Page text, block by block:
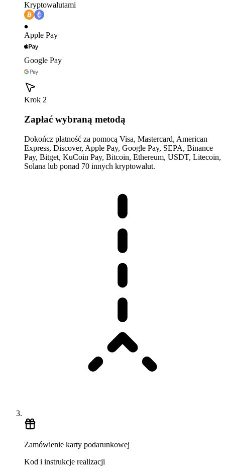
Kryptowalutami
Apple Pay
Google Pay
Krok 2
Zapłać wybraną metodą
Dokończ płatność za pomocą Visa, Mastercard, American
Express, Discover, Apple Pay, Google Pay, SEPA, Binance
Pay, Bitget, KuCoin Pay, Bitcoin, Ethereum, USDT, Litecoin,
Solana lub ponad 70 innych kryptowalut.
Zamówienie karty podarunkowej
Kod i instrukcje realizacji